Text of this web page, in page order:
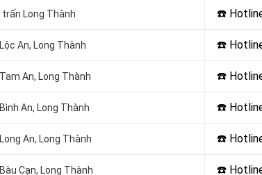
Long Thành ☎️
An, Long Thành ☎️
An, Long Thành ☎️
An, Long Thành ☎️
An, Long Thành ☎️
Cạn, Long Thành ☎️